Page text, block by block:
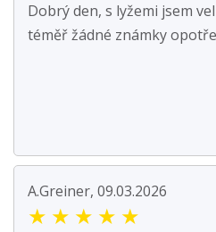
Dobrý den, s lyžemi jsem
téměř žádné známky
A.Greiner, 09.03.2026
★ ★ ★ ★ ★